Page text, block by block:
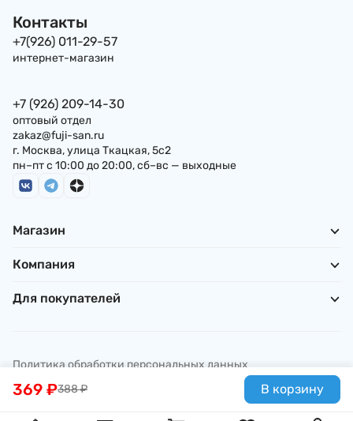
388₽
369 ₽ В корзину
Контакты
+7(926) 011-29-57
интернет-магазин
+7 (926) 209-14-30
оптовый отдел
zakaz@fuji-san.ru
г. Москва, улица Ткацкая, 5с2
пн–пт с 10:00 до 20:00, сб–вс — выходные
Магазин
Компания
Для покупателей
Политика обработки персональных данных